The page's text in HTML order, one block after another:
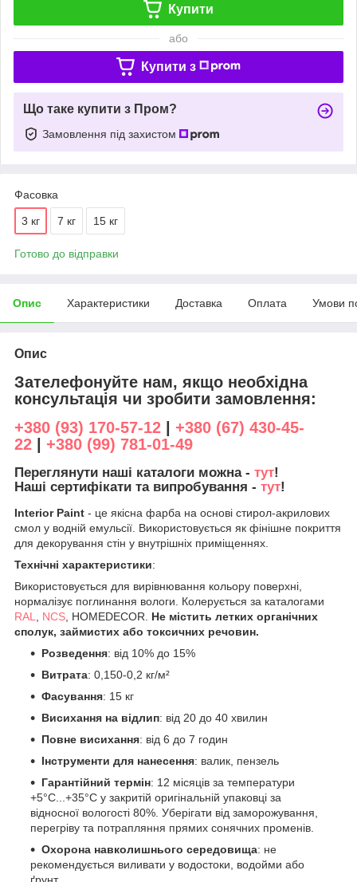
Купити
або
Купити з
Що таке купити з Пром?
Замовлення під захистом
Фасовка
3 кг 7 кг 15 кг
Готово до відправки
Опис Характеристики Доставка Оплата Умови
Опис
Зателефонуйте нам, якщо необхідна
консультація чи зробити замовлення:
+380 (93) 170-57-12
+380 (67) 430-45-
22
+380 (99) 781-01-49
Переглянути наші каталоги можна - тут!
Наші сертифікати та випробування - тут!
Interior Paint - це якісна фарба на основі стирол-акрилових
смол у водній емульсії. Використовується як фінішне покриття
для декорування стін у внутрішніх приміщеннях.
Технічні характеристики:
Використовується для вирівнювання кольору поверхні,
нормалізує поглинання вологи. Колерується за каталогами
RAL
NCS , HOMEDECOR. Не містить летких органічних
сполук, займистих або токсичних речовин.
Розведення: від 10% до 15%
Витрата: 0,150-0,2 кг/м²
Фасування: 15 кг
Висихання на відлип: від 20 до 40 хвилин
Повне висихання: від 6 до 7 годин
Інструменти для нанесення: валик, пензель
Гарантійний термін: 12 місяців за температури
+5°С...+35°С у закритій оригінальній упаковці за
відносної вологості 80%. Уберігати від заморожування,
перегріву та потрапляння прямих сонячних променів.
Охорона навколишнього середовища: не
рекомендується виливати у водостоки, водойми або